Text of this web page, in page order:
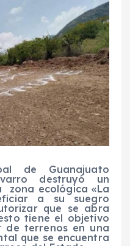
de Guanajuato
destruyó un
ecológica «La
a su suegro
que se abra
tiene el objetivo
de terrenos en una
que se encuentra